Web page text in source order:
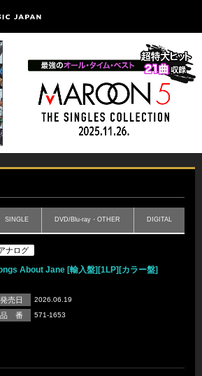
SINGLE DVD/Blu-ray・OTHER DIGITAL
ナログ
About Jane [輸入盤][1LP][カラー盤]
発売日 2026.06.19
品 番 571-1653